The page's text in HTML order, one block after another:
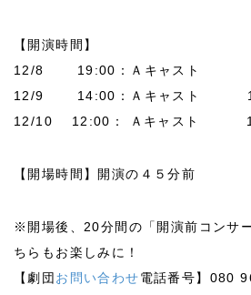
【開演時間】
12/8 19:00：Ａキャスト
12/9 14:00：Ａキャスト
12/10 12:00： Ａキャスト
【開場時間】開演の４５分前
※開場後、20分間の「開演前コンサ
ちらもお楽しみに！
【劇団 お問い合わせ電話番号】080